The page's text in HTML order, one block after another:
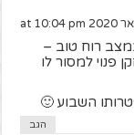
רוח טוב –
פנוי למסור לו
השבוע 🙂
הגב